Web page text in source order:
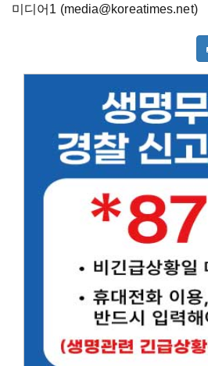
미디어1 (media@koreatimes.net)